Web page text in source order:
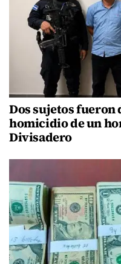
Dos sujetos fueron
homicidio de un
Divisadero